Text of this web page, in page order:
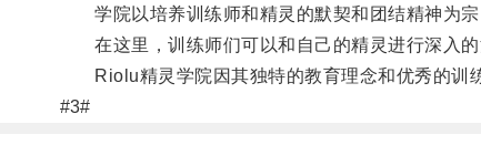
学院以培养训练师和精灵的默契和团结精神为宗
在这里，训练师们可以和自己的精灵进行深入的
Riolu精灵学院因其独特的教育理念和优秀的训练
#3#